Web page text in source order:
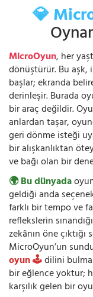
💎
MicroOyun, her
dönüştürür. Bu aşk,
başlar; ekranda
derinleşir. Burada
bir araç değildir.
anlardan taşar,
geri dönme isteği
bir alışkanlıktan
ve bağı olan bir
🌍 Bu dünyada
geldiği anda
farklı bir tempo ve
reflekslerin
zekânın öne
MicroOyun’un
oyun 🕹️dilini
bir eğlence yoktur;
karşılık gelen bir